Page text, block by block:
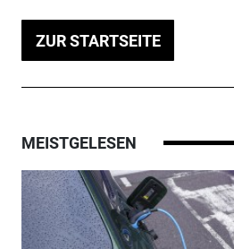
ZUR STARTSEITE
MEISTGELESEN